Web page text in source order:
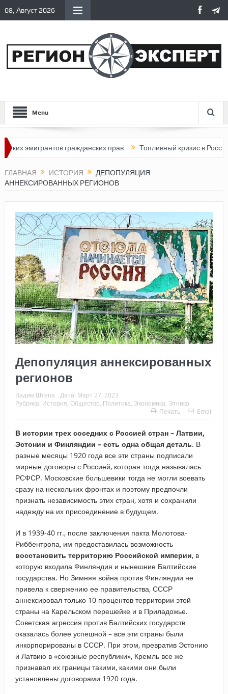
08, Август 2026
Menu
гражданских прав Топливный кризис в России
ГЛАВНАЯ ИСТОРИЯ
ДЕПОПУЛЯЦИЯ
АННЕКСИРОВАННЫХ РЕГИОНОВ
Депопуляция аннексированных
регионов
Вадим Штепа Дата: Март 27, 2023
Рубрика: История Общество Политика Экономика Этника
Печать
Email
В истории трех соседних с Россией стран – Латвии,
Эстонии и Финляндии – есть одна общая деталь. В
разные месяцы 1920 года все эти страны подписали
мирные договоры с Россией, которая тогда называлась
РСФСР. Московские большевики тогда не могли воевать
сразу на нескольких фронтах и поэтому предпочли
признать независимость этих стран, хотя и сохранили
надежду на их присоединение в будущем.
И в 1939-40 гг., после заключения пакта Молотова-
Риббентропа, им предоставилась возможность
восстановить территорию Российской империи, в
которую входила Финляндия и нынешние Балтийские
государства. Но Зимняя война против Финляндии не
привела к свержению ее правительства, СССР
аннексировал только 10 процентов территории этой
страны на Карельском перешейке и в Приладожье.
Советская агрессия против Балтийских государств
оказалась более успешной – все эти страны были
инкорпорированы в СССР. При этом, превратив Эстонию
и Латвию в «союзные республики», Кремль все же
признавал их границы такими, какими они были
установлены договорами 1920 года.